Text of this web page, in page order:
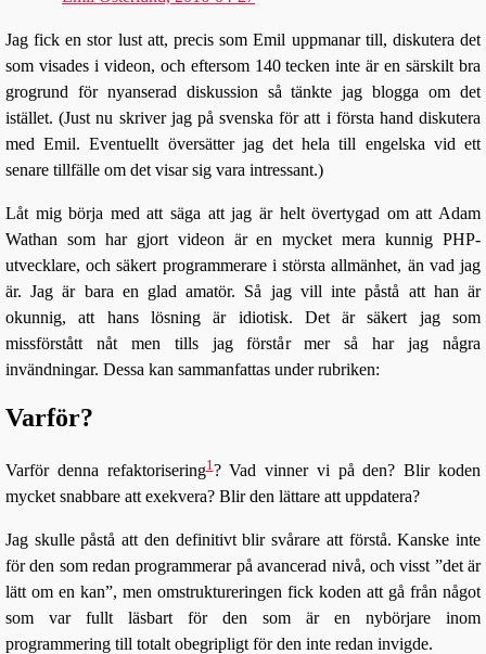
Jag fick en stor lust att, precis som Emil uppmanar till, diskutera det
som visades i videon, och eftersom 140 tecken inte är en särskilt bra
grogrund för nyanserad diskussion så tänkte jag blogga om det
istället. (Just nu skriver jag på svenska för att i första hand diskutera
med Emil. Eventuellt översätter jag det hela till engelska vid ett
senare tillfälle om det visar sig vara intressant.)
Låt mig börja med att säga att jag är helt övertygad om att Adam
Wathan som har gjort videon är en mycket mera kunnig PHP-
utvecklare, och säkert programmerare i största allmänhet, än vad jag
är. Jag är bara en glad amatör. Så jag vill inte påstå att han är
okunnig, att hans lösning är idiotisk. Det är säkert jag som
missförstått nåt men tills jag förstår mer så har jag några
invändningar. Dessa kan sammanfattas under rubriken:
Varför?
Varför denna refaktorisering1? Vad vinner vi på den? Blir koden
mycket snabbare att exekvera? Blir den lättare att uppdatera?
Jag skulle påstå att den definitivt blir svårare att förstå. Kanske inte
för den som redan programmerar på avancerad nivå, och visst ”det är
lätt om en kan”, men omstruktureringen fick koden att gå från något
som var fullt läsbart för den som är en nybörjare inom
programmering till totalt obegripligt för den inte redan invigde.